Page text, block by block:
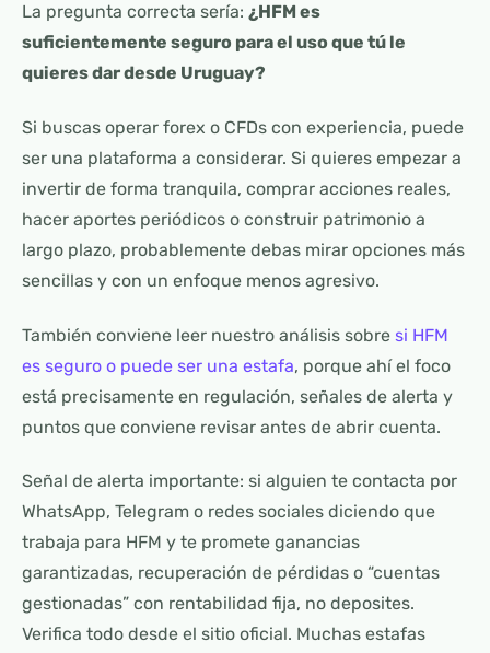
La pregunta correcta sería: ¿HFM es
suficientemente seguro para el uso que tú le
quieres dar desde Uruguay?
Si buscas operar forex o CFDs con experiencia, puede
ser una plataforma a considerar. Si quieres empezar a
invertir de forma tranquila, comprar acciones reales,
hacer aportes periódicos o construir patrimonio a
largo plazo, probablemente debas mirar opciones más
sencillas y con un enfoque menos agresivo.
También conviene leer nuestro análisis sobre si HFM
es seguro o puede ser una estafa, porque ahí el foco
está precisamente en regulación, señales de alerta y
puntos que conviene revisar antes de abrir cuenta.
Señal de alerta importante: si alguien te contacta por
WhatsApp, Telegram o redes sociales diciendo que
trabaja para HFM y te promete ganancias
garantizadas, recuperación de pérdidas o “cuentas
gestionadas” con rentabilidad fija, no deposites.
Verifica todo desde el sitio oficial. Muchas estafas